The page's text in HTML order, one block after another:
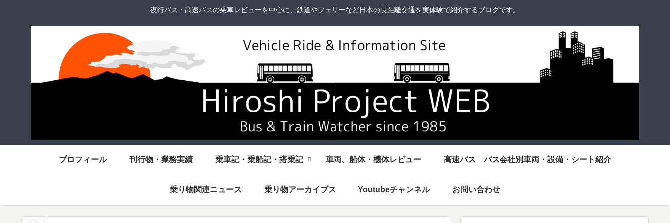
夜行バス・高速バスの乗車レビューを中心に、鉄道やフェリーなど日本の長距離交通を実体験で紹介するブログです。
プロフィール 刊行物・業務実績 乗車記・乗船記・搭乗記 車両、船体・機体レビュー 高速バス バス会社別車両・設備・シート紹介
乗り物関連ニュース 乗り物アーカイブス Youtubeチャンネル お問い合わせ